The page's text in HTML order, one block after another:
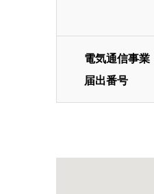
電気通信事業
届出番号